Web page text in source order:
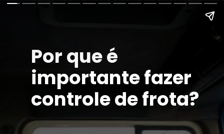
Por que é
importante fazer
controle de frota?